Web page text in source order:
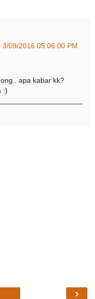
3/09/2016 05:06:00 PM
apa kabar kk?
:)
›